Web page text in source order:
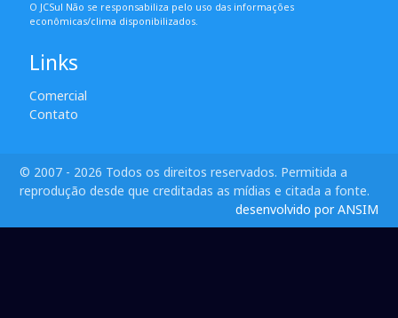
O JCSul Não se responsabiliza pelo uso das informações
econômicas/clima disponibilizados.
Links
Comercial
Contato
© 2007 - 2026 Todos os direitos reservados. Permitida a
reprodução desde que creditadas as mídias e citada a fonte.
desenvolvido por ANSIM